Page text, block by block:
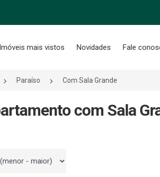
Imóveis mais vistos Novidades Fale
Paraíso Com Sala Grande
com Sala
por